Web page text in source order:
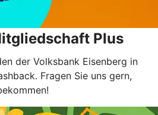
Plus
der Volksbank Eisenberg in
Fragen Sie uns gern,